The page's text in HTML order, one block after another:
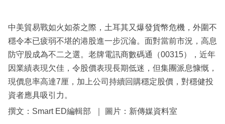
區
中美貿易戰如火如荼之際，土耳其又爆發貨幣危機，外圍不
穩令本已疲弱不堪的港股進一步沉淪。面對當前市況，高息
防守股成為不二之選。老牌電訊商數碼通（00315），近年
因業績表現欠佳，令股價表現長期低迷，但集團派息慷慨，
現價息率高達7厘，加上公司持續回購穩定股價，對穩健投
資者應具吸引力。
撰文：Smart ED編輯部 ｜ 圖片：新傳媒資料室